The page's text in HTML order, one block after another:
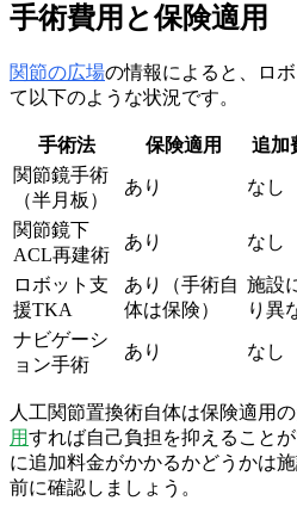
手術費用と保険適用
関節の広場の情報によると、ロ
て以下のような状況です。
手術法 保険適用 追加
関節鏡手術
（半月板）
あり なし
関節鏡下
ACL再建術
あり なし
ロボット支
援TKA
あり（手術自
体は保険）
施設
り異
ナビゲーシ
ョン手術
あり なし
人工関節置換術自体は保険適用の
用すれば自己負担を抑えること
に追加料金がかかるかどうかは
前に確認しましょう。